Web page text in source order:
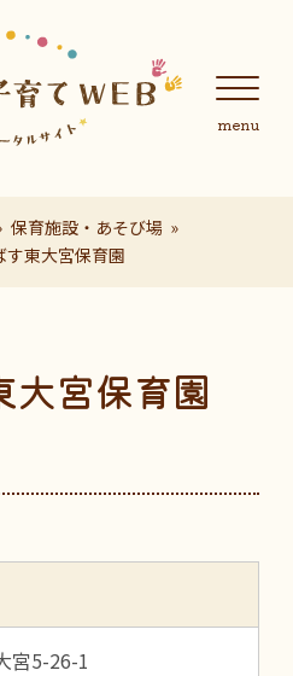
保育施設・あそび場
す東大宮保育園
大宮保育園
宮5-26-1